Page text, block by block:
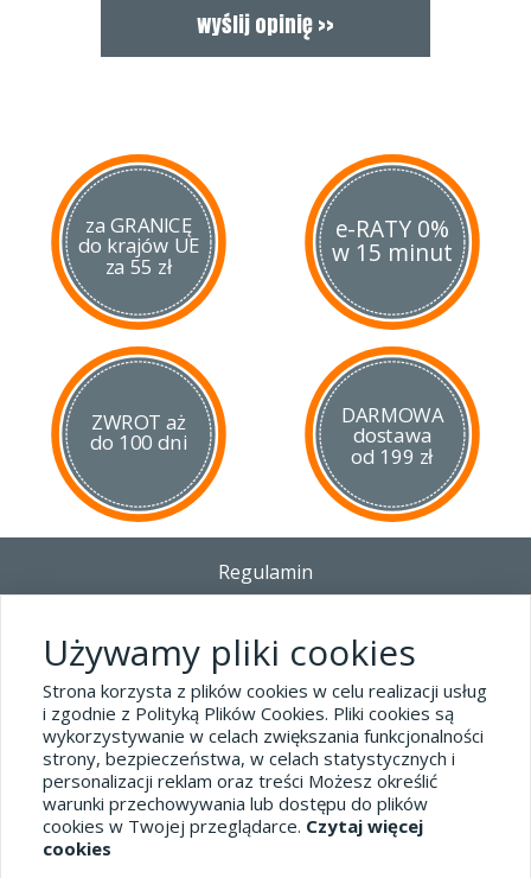
za GRANICĘ
do krajów UE
za 55 zł
e-RATY 0%
w 15 minut
ZWROT aż
do 100 dni
DARMOWA
dostawa
od 199 zł
Regulamin
Polityka prywatności i pliki cookies
Blog
Dane kontaktowe
tel.32 445-74-07
sklep@hard-skin.pl
Używamy pliki cookies
Strona korzysta z plików cookies w celu realizacji usług
i zgodnie z Polityką Plików Cookies. Pliki cookies są
wykorzystywanie w celach zwiększania funkcjonalności
strony, bezpieczeństwa, w celach statystycznych i
personalizacji reklam oraz treści Możesz określić
warunki przechowywania lub dostępu do plików
cookies w Twojej przeglądarce. Czytaj więcej
cookies